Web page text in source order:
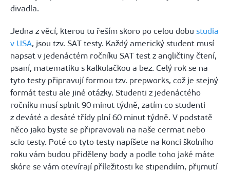
divadla.
Jedna z věcí, kterou tu řeším skoro po celou dobu studia
v USA, jsou tzv. SAT testy. Každý americký student musí
napsat v jedenáctém ročníku SAT test z angličtiny čtení,
psaní, matematiku s kalkulačkou a bez. Celý rok se na
tyto testy připravují formou tzv. prepworks, což je stejný
formát testu ale jiné otázky. Studenti z jedenáctého
ročníku musí splnit 90 minut týdně, zatím co studenti
z deváté a desáté třídy plní 60 minut týdně. V podstatě
něco jako byste se připravovali na naše cermat nebo
scio testy. Poté co tyto testy napíšete na konci školního
roku vám budou přiděleny body a podle toho jaké máte
skóre se vám otevírají příležitosti ke stipendiím, přijmutí